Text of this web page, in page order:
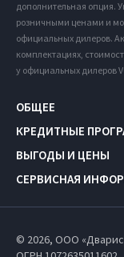
дополнительная опция.
розничными ценами и
официальных дилеров.
комплектациях,
у официальных дилеров
ОБЩЕЕ
КРЕДИТНЫЕ
ВЫГОДЫ И ЦЕНЫ
СЕРВИСНАЯ
© 2026, ООО